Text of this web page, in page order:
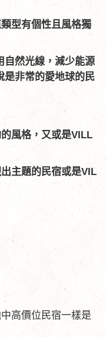
型有個性且風格獨
自然光線，減少能源
是非常的愛地球的民
風格，又或是VILL
主題的民宿或是VIL
高價位民宿一樣是